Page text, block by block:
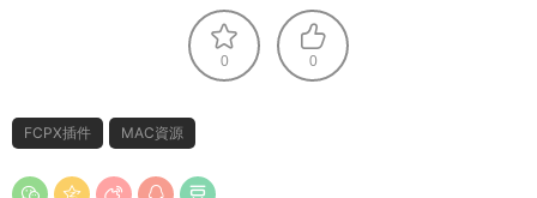
0 0
FCPX插件 MAC資源